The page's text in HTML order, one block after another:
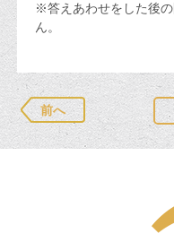
※答えあわせをした後
ん。
前へ